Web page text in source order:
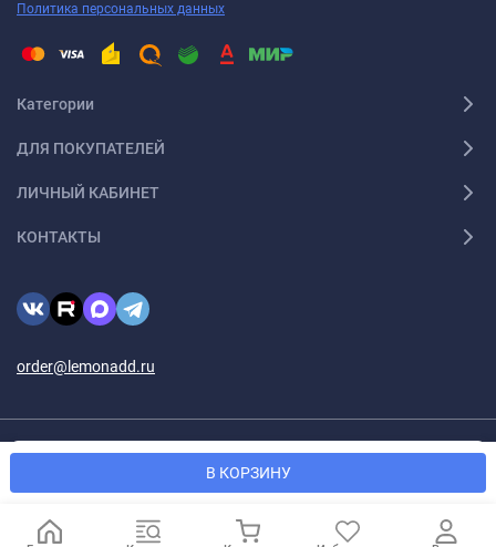
В КОРЗИНУ
Политика персональных данных
Категории
ДЛЯ ПОКУПАТЕЛЕЙ
ЛИЧНЫЙ КАБИНЕТ
КОНТАКТЫ
order@lemonadd.ru